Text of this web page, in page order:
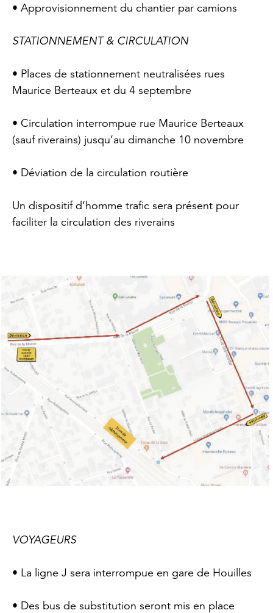
• Approvisionnement du chantier par camions
STATIONNEMENT & CIRCULATION
• Places de stationnement neutralisées rues
Maurice Berteaux et du 4 septembre
• Circulation interrompue rue Maurice Berteaux
(sauf riverains) jusqu’au dimanche 10 novembre
• Déviation de la circulation routière
Un dispositif d’homme trafic sera présent pour
faciliter la circulation des riverains
VOYAGEURS
• La ligne J sera interrompue en gare de Houilles
• Des bus de substitution seront mis en place